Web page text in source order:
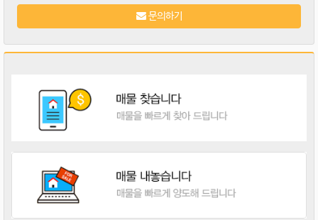
문의하기